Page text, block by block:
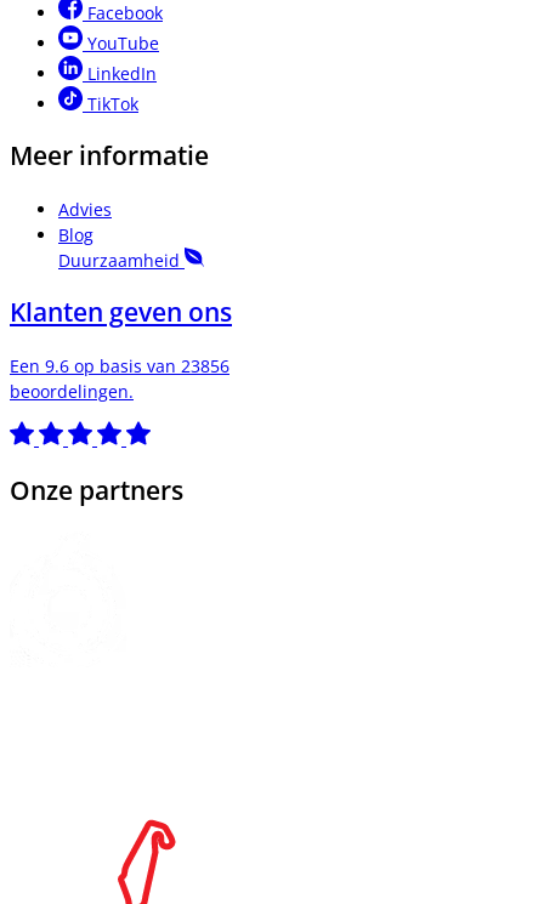
Facebook
YouTube
LinkedIn
TikTok
Meer informatie
Advies
Blog
Duurzaamheid
Klanten geven ons
Een 9.6 op basis van 23856
beoordelingen.
Onze partners